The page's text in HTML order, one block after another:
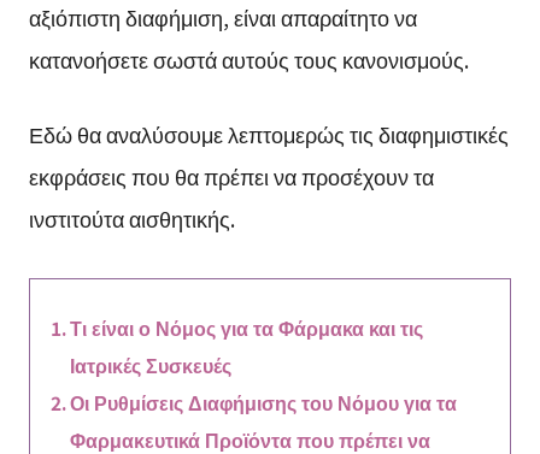
αξιόπιστη διαφήμιση, είναι απαραίτητο να
κατανοήσετε σωστά αυτούς τους κανονισμούς.
Εδώ θα αναλύσουμε λεπτομερώς τις διαφημιστικές
εκφράσεις που θα πρέπει να προσέχουν τα
ινστιτούτα αισθητικής.
Τι είναι ο Νόμος για τα Φάρμακα και τις
Ιατρικές Συσκευές
Οι Ρυθμίσεις Διαφήμισης του Νόμου για τα
Φαρμακευτικά Προϊόντα που πρέπει να